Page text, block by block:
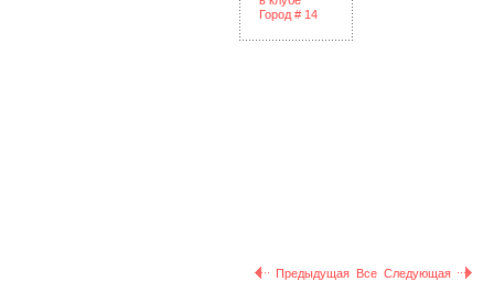
Предыдущая Все Следующая